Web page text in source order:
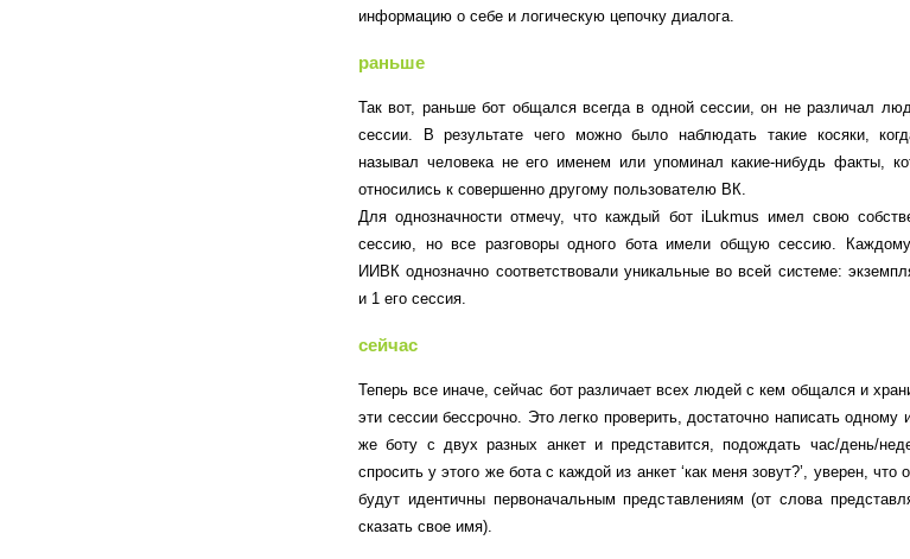
информацию о себе и логическую цепочку диалога.
раньше
Так вот, раньше бот общался всегда в одной сессии, он не различал
сессии. В результате чего можно было наблюдать такие косяки,
называл человека не его именем или упоминал какие-нибудь факты,
относились к совершенно другому пользователю ВК.
Для однозначности отмечу, что каждый бот iLukmus имел свою
сессию, но все разговоры одного бота имели общую сессию.
ИИВК однозначно соответствовали уникальные во всей системе:
и 1 его сессия.
сейчас
Теперь все иначе, сейчас бот различает всех людей с кем общался и
эти сессии бессрочно. Это легко проверить, достаточно написать одному
же боту с двух разных анкет и представится, подождать час/день/
спросить у этого же бота с каждой из анкет ‘как меня зовут?’, уверен, что
будут идентичны первоначальным представлениям (от слова
сказать свое имя).